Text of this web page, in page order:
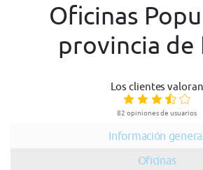
Oficinas
provincia de
Los clientes valoran
82 opiniones de usuarios
Información
Oficinas